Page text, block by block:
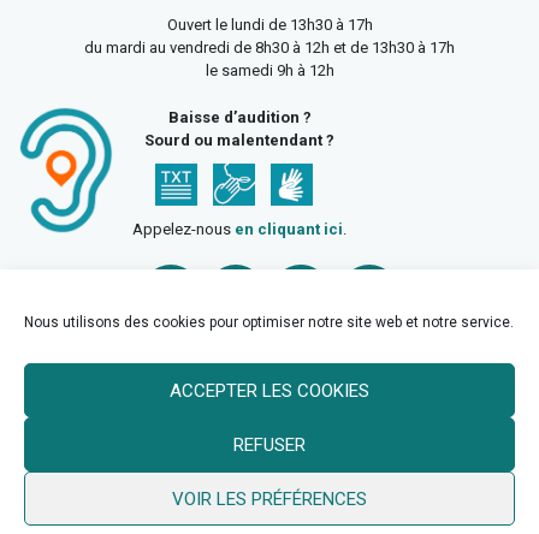
Nous utilisons des cookies pour optimiser notre site web et notre service.
ACCEPTER LES COOKIES
REFUSER
VOIR LES PRÉFÉRENCES
Ouvert le lundi de 13h30 à 17h
du mardi au vendredi de 8h30 à 12h et de 13h30 à 17h
le samedi 9h à 12h
Baisse d’audition ?
Sourd ou malentendant ?
Appelez-nous en cliquant ici.
© 2026 Ville de Billy Berclau —neoweb.fr